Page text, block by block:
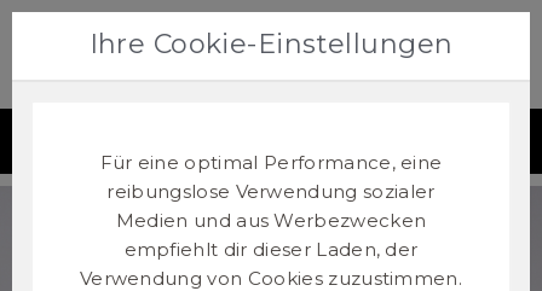
0
Zum wechseln des Lieferlandes bitte hier klicken!
Ihre Cookie-Einstellungen
Für eine optimal Performance, eine
reibungslose Verwendung sozialer
Medien und aus Werbezwecken
empfiehlt dir dieser Laden, der
Verwendung von Cookies zuzustimmen.